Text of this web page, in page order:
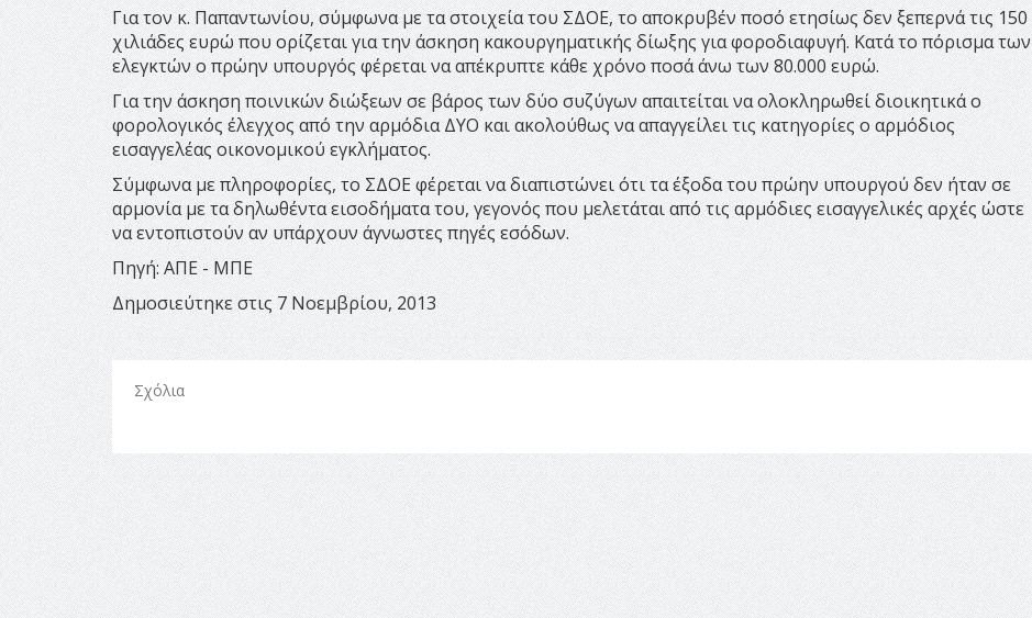
Για τον κ. Παπαντωνίου, σύμφωνα με τα στοιχεία του ΣΔΟΕ, το αποκρυβέν ποσό ετησίως δεν ξεπερνά τις 150
χιλιάδες ευρώ που ορίζεται για την άσκηση κακουργηματικής δίωξης για φοροδιαφυγή. Κατά το πόρισμα των
ελεγκτών ο πρώην υπουργός φέρεται να απέκρυπτε κάθε χρόνο ποσά άνω των 80.000 ευρώ.
Για την άσκηση ποινικών διώξεων σε βάρος των δύο συζύγων απαιτείται να ολοκληρωθεί διοικητικά ο
φορολογικός έλεγχος από την αρμόδια ΔΥΟ και ακολούθως να απαγγείλει τις κατηγορίες ο αρμόδιος
εισαγγελέας οικονομικού εγκλήματος.
Σύμφωνα με πληροφορίες, το ΣΔΟΕ φέρεται να διαπιστώνει ότι τα έξοδα του πρώην υπουργού δεν ήταν σε
αρμονία με τα δηλωθέντα εισοδήματα του, γεγονός που μελετάται από τις αρμόδιες εισαγγελικές αρχές ώστε
να εντοπιστούν αν υπάρχουν άγνωστες πηγές εσόδων.
Πηγή: ΑΠΕ - ΜΠΕ
Δημοσιεύτηκε στις 7 Νοεμβρίου, 2013
Σχόλια